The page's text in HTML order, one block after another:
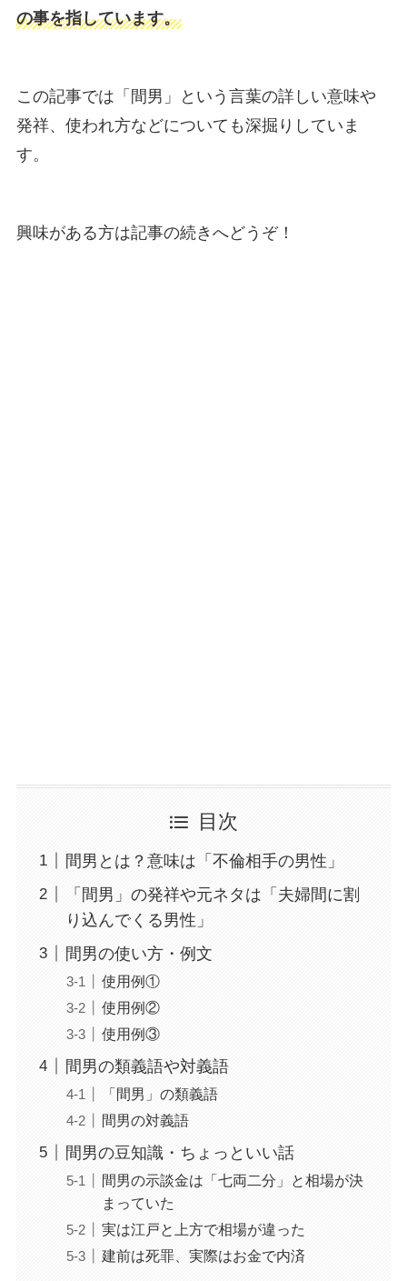
の事を指しています。
この記事では「間男」という言葉の詳しい意味や
発祥、使われ方などについても深掘りしていま
す。
興味がある方は記事の続きへどうぞ！
目次
間男とは？意味は「不倫相手の男性」
「間男」の発祥や元ネタは「夫婦間に割
り込んでくる男性」
間男の使い方・例文
使用例①
使用例②
使用例③
間男の類義語や対義語
「間男」の類義語
間男の対義語
間男の豆知識・ちょっといい話
間男の示談金は「七両二分」と相場が決
まっていた
実は江戸と上方で相場が違った
建前は死罪、実際はお金で内済